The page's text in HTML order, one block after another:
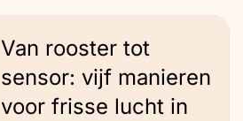
Van rooster tot
sensor: vijf manieren
voor frisse lucht in